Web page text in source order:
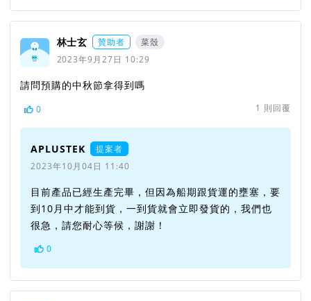
林士玄 贊助者
菜殼
2023年9月27日 10:29
請問預購的中秋節拿得到嗎
0 1則回覆
APLUSTEK
提案者
2023年10月04日 11:40
目前產品已經生產完畢，但因為船期跟貨運的壅塞，要
到10月中才能到貨，一到貨就會立即發貨的，我們也
很急，請您耐心等候，謝謝！
0